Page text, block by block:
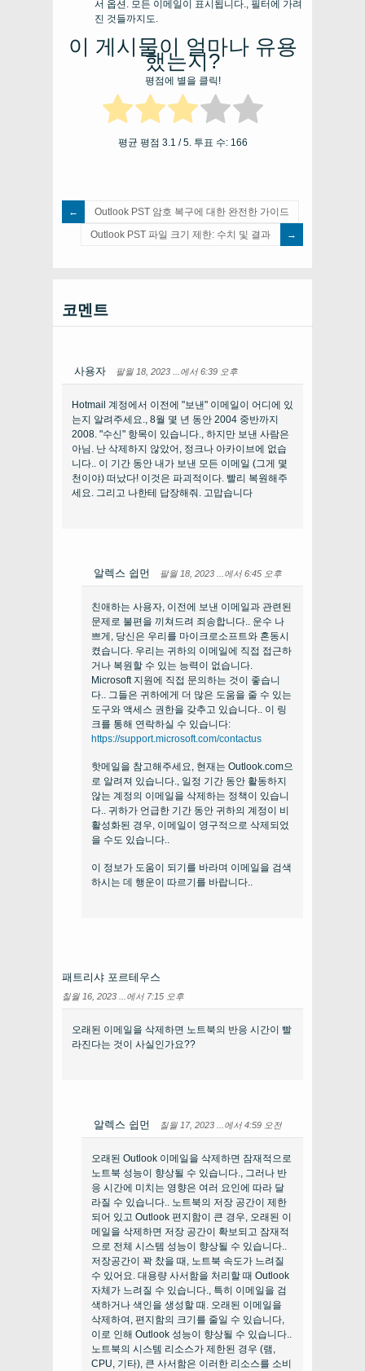
서 옵션. 모든 이메일이 표시됩니다., 필터에 가려
진 것들까지도.
이 게시물이 얼마나 유용
했는지?
평점에 별을 클릭!
평균 평점 3.1 / 5. 투표 수: 166
Outlook PST 암호 복구에 대한 완전한 가이드
Outlook PST 파일 크기 제한: 수치 및 결과
코멘트
사용자 팔월 18, 2023 ...에서 6:39 오후
Hotmail 계정에서 이전에 "보낸" 이메일이 어디에 있
는지 알려주세요., 8월 몇 년 동안 2004 중반까지
2008. "수신" 항목이 있습니다., 하지만 보낸 사람은
아님. 난 삭제하지 않았어, 정크나 아카이브에 없습
니다.. 이 기간 동안 내가 보낸 모든 이메일 (그게 몇
천이야) 떠났다! 이것은 파괴적이다. 빨리 복원해주
세요. 그리고 나한테 답장해줘. 고맙습니다
알렉스 쉽먼 팔월 18, 2023 ...에서 6:45 오후
친애하는 사용자, 이전에 보낸 이메일과 관련된
문제로 불편을 끼쳐드려 죄송합니다.. 운수 나
쁘게, 당신은 우리를 마이크로소프트와 혼동시
켰습니다. 우리는 귀하의 이메일에 직접 접근하
거나 복원할 수 있는 능력이 없습니다.
Microsoft 지원에 직접 문의하는 것이 좋습니
다.. 그들은 귀하에게 더 많은 도움을 줄 수 있는
도구와 액세스 권한을 갖추고 있습니다.. 이 링
크를 통해 연락하실 수 있습니다:
https://support.microsoft.com/contactus
핫메일을 참고해주세요, 현재는 Outlook.com으
로 알려져 있습니다., 일정 기간 동안 활동하지
않는 계정의 이메일을 삭제하는 정책이 있습니
다.. 귀하가 언급한 기간 동안 귀하의 계정이 비
활성화된 경우, 이메일이 영구적으로 삭제되었
을 수도 있습니다..
이 정보가 도움이 되기를 바라며 이메일을 검색
하시는 데 행운이 따르기를 바랍니다..
패트리샤 포르테우스
칠월 16, 2023 ...에서 7:15 오후
오래된 이메일을 삭제하면 노트북의 반응 시간이 빨
라진다는 것이 사실인가요??
알렉스 쉽먼 칠월 17, 2023 ...에서 4:59 오전
오래된 Outlook 이메일을 삭제하면 잠재적으로
노트북 성능이 향상될 수 있습니다., 그러나 반
응 시간에 미치는 영향은 여러 요인에 따라 달
라질 수 있습니다.. 노트북의 저장 공간이 제한
되어 있고 Outlook 편지함이 큰 경우, 오래된 이
메일을 삭제하면 저장 공간이 확보되고 잠재적
으로 전체 시스템 성능이 향상될 수 있습니다..
저장공간이 꽉 찼을 때, 노트북 속도가 느려질
수 있어요. 대용량 사서함을 처리할 때 Outlook
자체가 느려질 수 있습니다., 특히 이메일을 검
색하거나 색인을 생성할 때. 오래된 이메일을
삭제하여, 편지함의 크기를 줄일 수 있습니다,
이로 인해 Outlook 성능이 향상될 수 있습니다..
노트북의 시스템 리소스가 제한된 경우 (램,
CPU, 기타), 큰 사서함은 이러한 리소스를 소비